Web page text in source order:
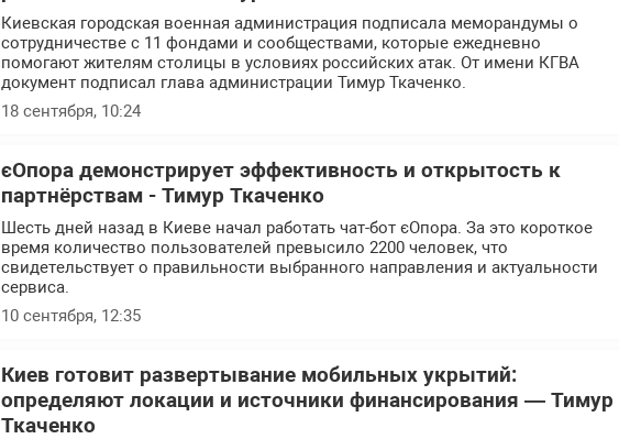
Киевская городская военная администрация подписала меморандумы о
сотрудничестве с 11 фондами и сообществами, которые ежедневно
помогают жителям столицы в условиях российских атак. От имени КГВА
документ подписал глава администрации Тимур Ткаченко.
18 сентября, 10:24
єОпора демонстрирует эффективность и открытость к
партнёрствам - Тимур Ткаченко
Шесть дней назад в Киеве начал работать чат-бот єОпора. За это короткое
время количество пользователей превысило 2200 человек, что
свидетельствует о правильности выбранного направления и актуальности
сервиса.
10 сентября, 12:35
Киев готовит развертывание мобильных укрытий:
определяют локации и источники финансирования — Тимур
Ткаченко